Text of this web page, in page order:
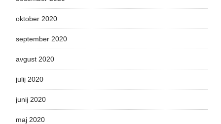
oktober 2020
september 2020
avgust 2020
julij 2020
junij 2020
maj 2020